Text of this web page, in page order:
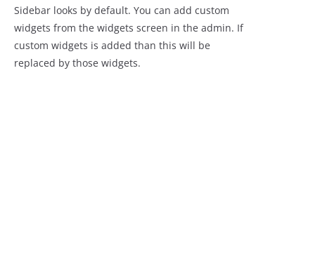
Sidebar looks by default. You can add custom
widgets from the widgets screen in the admin. If
custom widgets is added than this will be
replaced by those widgets.